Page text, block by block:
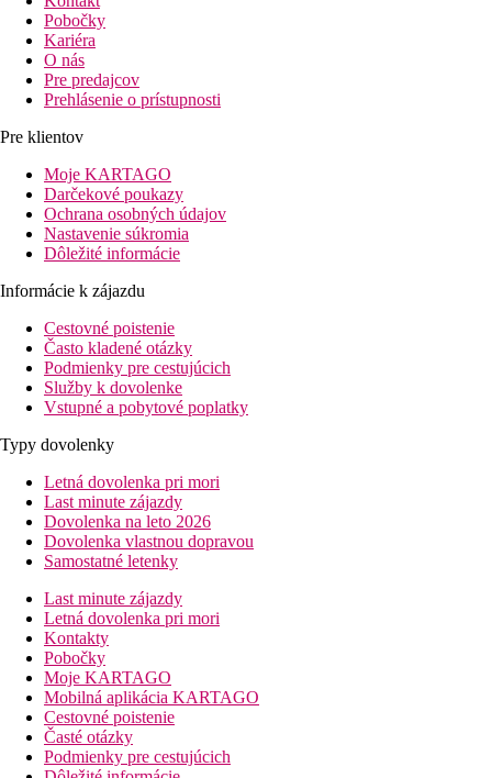
Pobočky
Kariéra
O nás
Pre predajcov
Prehlásenie o prístupnosti
Pre klientov
Moje KARTAGO
Darčekové poukazy
Ochrana osobných údajov
Nastavenie súkromia
Dôležité informácie
Informácie k zájazdu
Cestovné poistenie
Často kladené otázky
Podmienky pre cestujúcich
Služby k dovolenke
Vstupné a pobytové poplatky
Typy dovolenky
Letná dovolenka pri mori
Last minute zájazdy
Dovolenka na leto 2026
Dovolenka vlastnou dopravou
Samostatné letenky
Last minute zájazdy
Letná dovolenka pri mori
Kontakty
Pobočky
Moje KARTAGO
Mobilná aplikácia KARTAGO
Cestovné poistenie
Časté otázky
Podmienky pre cestujúcich